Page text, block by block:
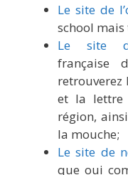
Le site de
school mais
Le site
française
retrouverez
et la lettre
région,
la mouche;
Le site de
que oui